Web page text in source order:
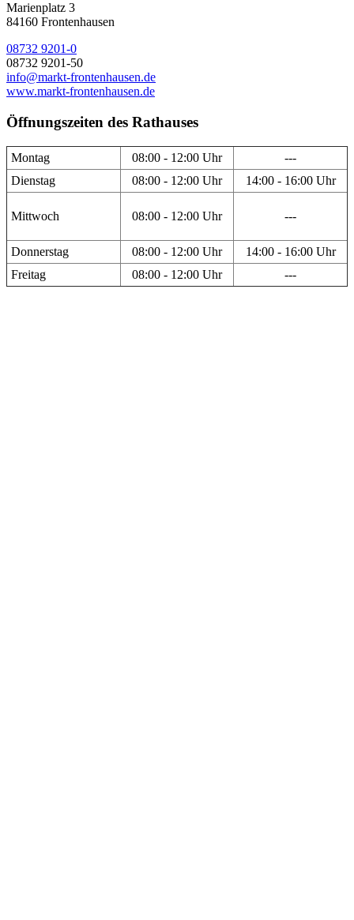
Marienplatz 3
84160 Frontenhausen
08732 9201-0
08732 9201-50
info@markt-frontenhausen.de
www.markt-frontenhausen.de
Öffnungszeiten des Rathauses
Montag 08:00 - 12:00 Uhr
---
Dienstag
08:00 - 12:00 Uhr 14:00 - 16:00 Uhr
Mittwoch 08:00 - 12:00 Uhr ---
Donnerstag 08:00 - 12:00 Uhr
14:00 - 16:00 Uhr
Freitag
08:00 - 12:00 Uhr ---